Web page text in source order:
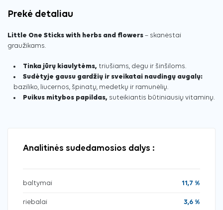
Prekė detaliau
Little One Sticks with herbs and flowers – skanėstai
graužikams.
Tinka jūrų kiaulytėms, triušiams, degu ir šinšiloms.
Sudėtyje gausu gardžių ir sveikatai naudingų augalų:
baziliko, liucernos, špinatų, medetkų ir ramunėlių.
Puikus mitybos papildas, suteikiantis būtiniausių vitaminų.
Analitinės sudedamosios dalys :
baltymai 11,7 %
riebalai 3,6 %